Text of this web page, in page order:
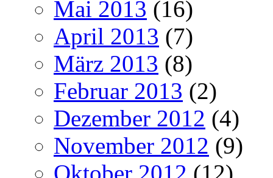
Mai 2013 (16)
April 2013 (7)
März 2013 (8)
Februar 2013 (2)
Dezember 2012 (4)
November 2012 (9)